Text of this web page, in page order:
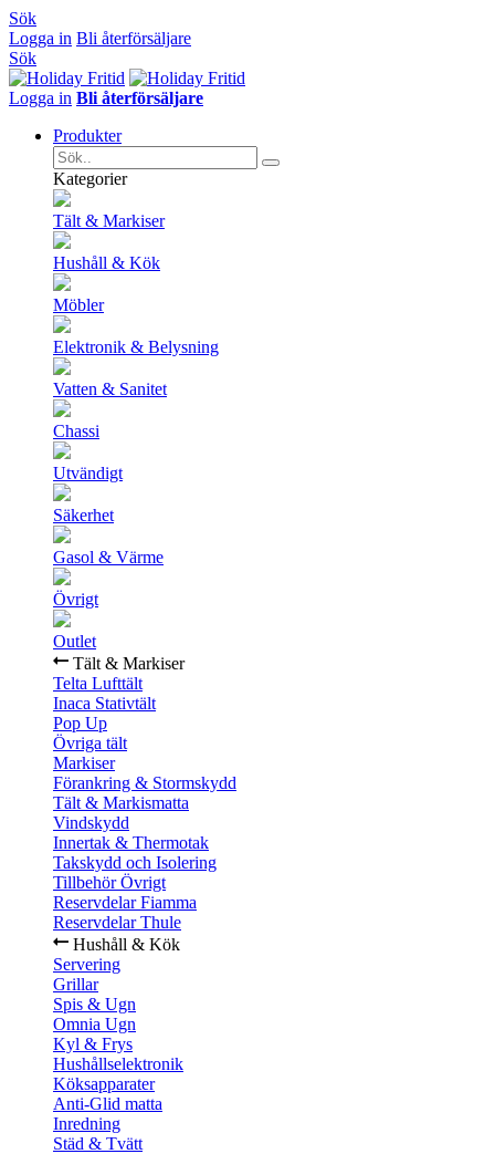
Sök
Logga in Bli återförsäljare
Sök
Logga in Bli återförsäljare
Produkter
Kategorier
Tält & Markiser
Hushåll & Kök
Möbler
Elektronik & Belysning
Vatten & Sanitet
Chassi
Utvändigt
Säkerhet
Gasol & Värme
Övrigt
Outlet
Tält & Markiser
Telta Lufttält
Inaca Stativtält
Pop Up
Övriga tält
Markiser
Förankring & Stormskydd
Tält & Markismatta
Vindskydd
Innertak & Thermotak
Takskydd och Isolering
Tillbehör Övrigt
Reservdelar Fiamma
Reservdelar Thule
Hushåll & Kök
Servering
Grillar
Spis & Ugn
Omnia Ugn
Kyl & Frys
Hushållselektronik
Köksapparater
Anti-Glid matta
Inredning
Städ & Tvätt